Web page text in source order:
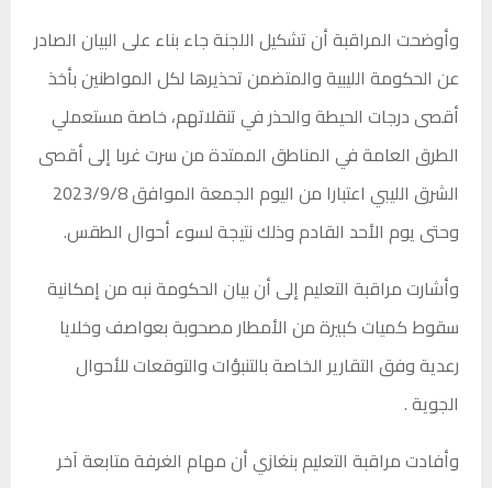
وأوضحت المراقبة أن تشكيل اللجنة جاء بناء على البيان الصادر
عن الحكومة الليبية والمتضمن تحذيرها لكل المواطنين بأخذ
أقصى درجات الحيطة والحذر في تنقلاتهم، خاصة مستعملي
الطرق العامة في المناطق الممتدة من سرت غربا إلى أقصى
الشرق الليبي اعتبارا من اليوم الجمعة الموافق 2023/9/8
وحتى يوم الأحد القادم وذلك نتيجة لسوء أحوال الطقس.
وأشارت مراقبة التعليم إلى أن بيان الحكومة نبه من إمكانية
سقوط كميات كبيرة من الأمطار مصحوبة بعواصف وخلايا
رعدية وفق التقارير الخاصة بالتنبؤات والتوقعات للأحوال
الجوية .
وأفادت مراقبة التعليم بنغازي أن مهام الغرفة متابعة آخر